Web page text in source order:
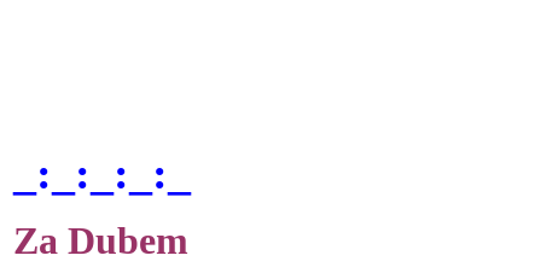
_:_:_:_:_
Za Dubem